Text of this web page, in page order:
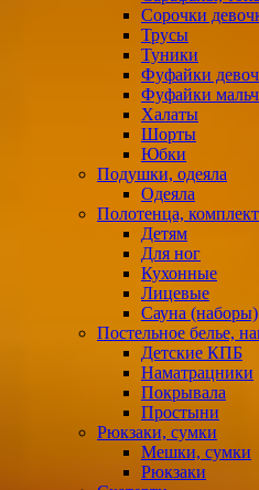
Сорочки
Трусы
Туники
Фуфайки
Фуфайки
Халаты
Шорты
Юбки
Подушки, одеяла
Одеяла
Полотенца,
Детям
Для ног
Кухонные
Лицевые
Сауна (наборы)
Постельное белье,
Детские КПБ
Наматрацники
Покрывала
Простыни
Рюкзаки, сумки
Мешки, сумки
Рюкзаки